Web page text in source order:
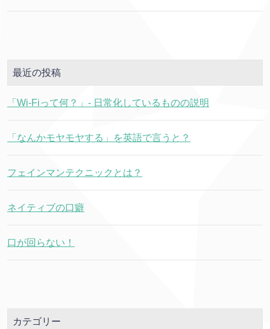
最近の投稿
「Wi-Fiって何？」- 日常化しているものの説明
「なんかモヤモヤする」を英語で言うと？
フェインマンテクニックとは？
ネイティブの口癖
口が回らない！
カテゴリー